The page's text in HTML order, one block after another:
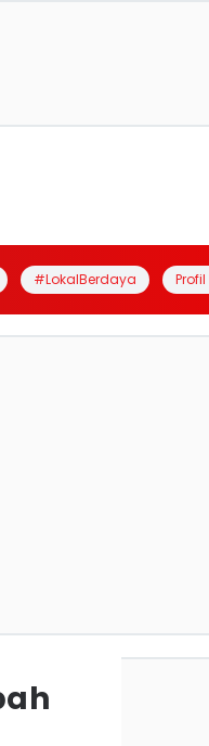
#LokalBerdaya